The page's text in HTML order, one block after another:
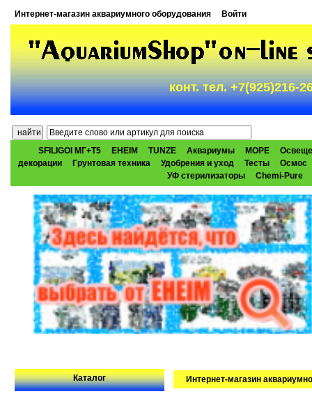
Интернет-магазин аквариумного оборудования Войти
конт. тел. +7(925)216-
SFILIGOI МГ+Т5 EHEIM TUNZE Аквариумы МОРЕ
декорации
Грунтовая техника Удобрения и уход Тесты
Осмос
УФ стерилизаторы
Chemi-Pure
Каталог Интернет-магазин